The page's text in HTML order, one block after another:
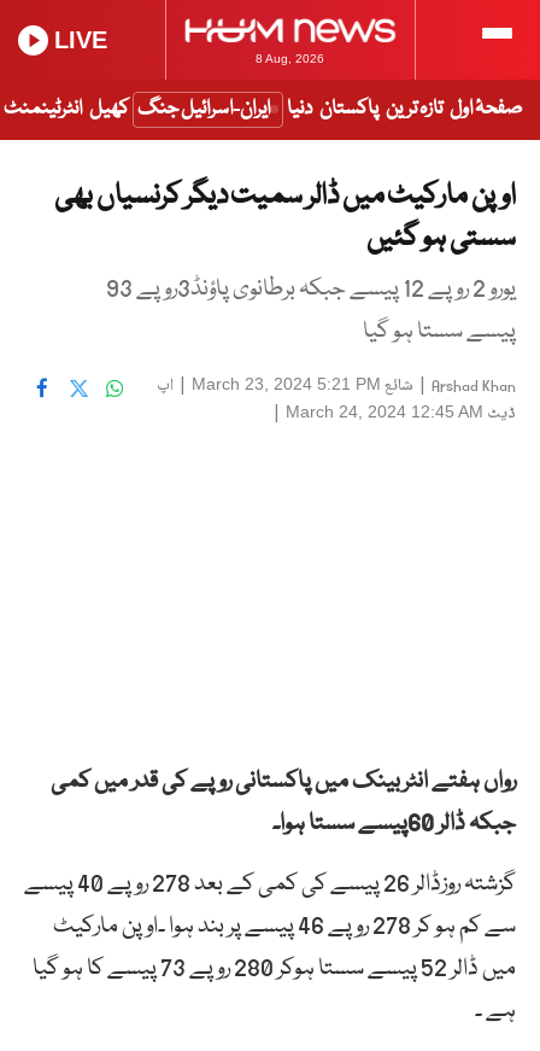
8 Aug, 2026
LIVE
صفحۂ اول تازہ ترین پاکستان دنیا ایران-اسرائیل جنگ کھیل انٹرٹینمنٹ
اوپن مارکیٹ میں ڈالر سمیت دیگر کرنسیاں بھی
سستی ہو گئیں
یورو 2 روپے 12 پیسے جبکہ برطانوی پاؤنڈ3روپے 93
پیسے سستا ہو گیا
Arshad Khan
| شائع March 23, 2024 5:21 PM
| اپ
ڈیٹ March 24, 2024 12:45 AM
|
رواں ہفتے انٹربینک میں پاکستانی روپے کی قدر میں کمی
جبکہ ڈالر 60پیسے سستا ہوا۔
گزشتہ روزڈالر 26 پیسے کی کمی کے بعد 278 روپے 40 پیسے
سے کم ہو کر 278 روپے 46 پیسے پر بند ہوا ۔اوپن مارکیٹ
میں ڈالر 52 پیسے سستا ہوکر 280 روپے 73 پیسے کا ہو گیا
ہے ۔